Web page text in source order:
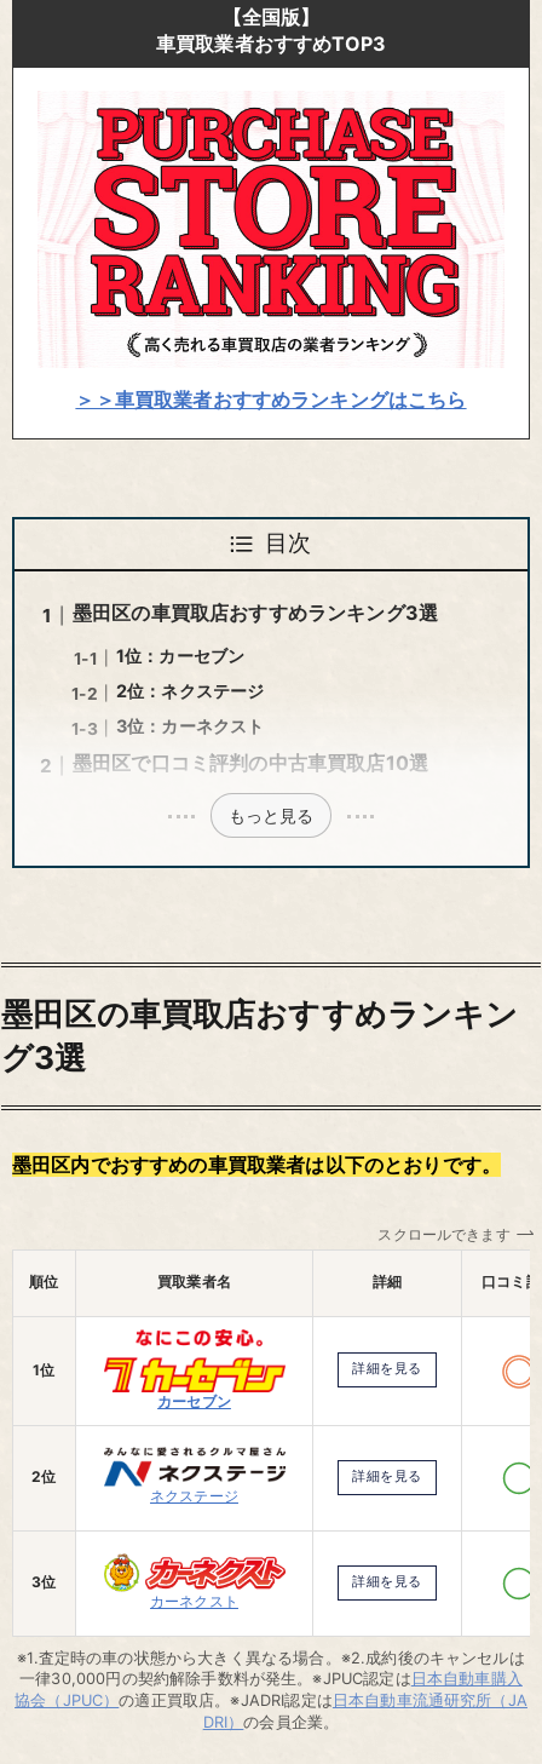
【全国版】
車買取業者おすすめTOP3
＞＞車買取業者おすすめランキングはこちら
目次
墨田区の車買取店おすすめランキング3選
1位：カーセブン
2位：ネクステージ
3位：カーネクスト
墨田区で口コミ評判の中古車買取店10選
もっと見る
墨田区の車買取店おすすめランキン
グ3選
墨田区内でおすすめの車買取業者は以下のとおりです。
スクロールできます
順位 買取業者名 詳細 口コミ
1位
カーセブン
詳細を見る
2位
ネクステージ
詳細を見る
3位
カーネクスト
詳細を見る
※1.査定時の車の状態から大きく異なる場合。※2.成約後のキャンセルは
一律30,000円の契約解除手数料が発生。※JPUC認定は 日本自動車購入
協会（JPUC）の適正買取店。※JADRI認定は 日本自動車流通研究所（JA
DRI）の会員企業。